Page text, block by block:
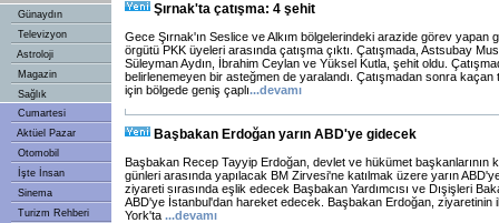
Günaydın
Televizyon
Astroloji
Magazin
Sağlık
Cumartesi
Aktüel Pazar
Otomobil
İşte İnsan
Sinema
Turizm Rehberi
Şırnak'ta çatışma: 4 şehit
Gece Şırnak'ın Seslice ve Alkım bölgelerindeki arazide görev yapan
örgütü PKK üyeleri arasında çatışma çıktı. Çatışmada, Astsubay
Süleyman Aydın, İbrahim Ceylan ve Yüksel Kutla, şehit oldu.
belirlenemeyen bir asteğmen de yaralandı. Çatışmadan sonra kaçan
için bölgede geniş çaplı...devamı
Başbakan Erdoğan yarın ABD'ye gidecek
Başbakan Recep Tayyip Erdoğan, devlet ve hükümet başkanlarının
günleri arasında yapılacak BM Zirvesi'ne katılmak üzere yarın
ziyareti sırasında eşlik edecek Başbakan Yardımcısı ve Dışişleri
ABD'ye İstanbul'dan hareket edecek. Başbakan Erdoğan, ziyaretinin
York'ta ...devamı